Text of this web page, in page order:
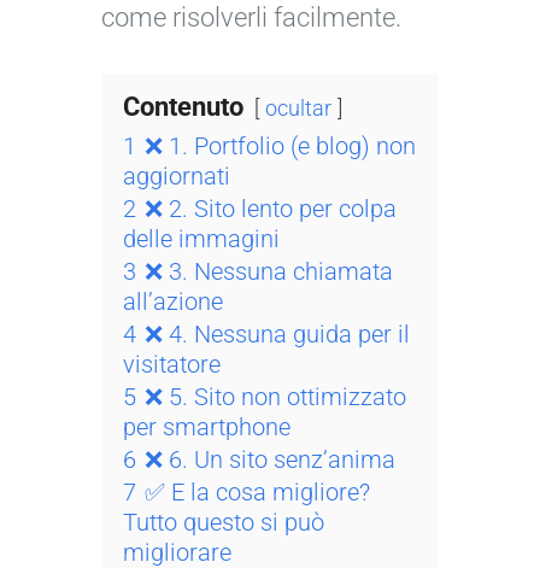
come risolverli facilmente.
Contenuto ocultar
1 ❌ 1. Portfolio (e blog) non
aggiornati
2 ❌ 2. Sito lento per colpa
delle immagini
3 ❌ 3. Nessuna chiamata
all’azione
4 ❌ 4. Nessuna guida per il
visitatore
5 ❌ 5. Sito non ottimizzato
per smartphone
6 ❌ 6. Un sito senz’anima
7 ✅ E la cosa migliore?
Tutto questo si può
migliorare